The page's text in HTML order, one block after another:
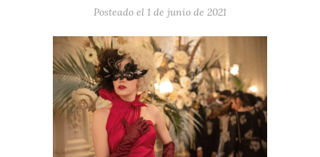
Posteado el 1 de junio de 2021